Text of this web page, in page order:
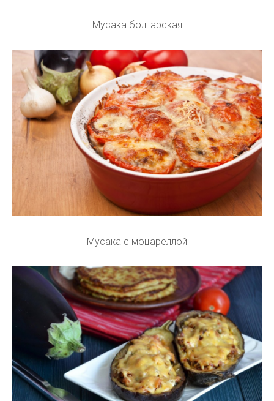
Мусака болгарская
Мусака с моцареллой